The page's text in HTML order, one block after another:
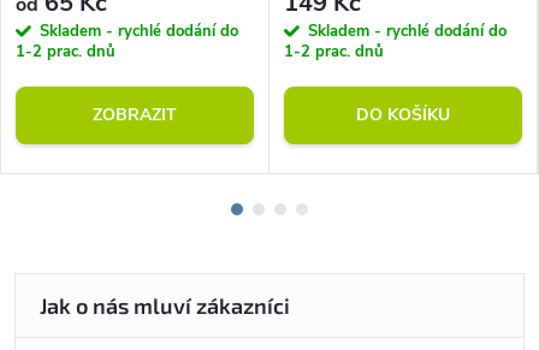
Skladem - rychlé dodání do
1-2 prac. dnů
ZOBRAZIT
Skladem - rychlé dodání do
1-2 prac. dnů
DO KOŠÍKU